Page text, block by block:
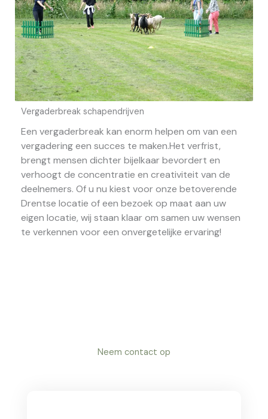
Vergaderbreak schapendrijven
Een vergaderbreak kan enorm helpen om van een
vergadering een succes te maken.Het verfrist,
brengt mensen dichter bijelkaar bevordert en
verhoogt de concentratie en creativiteit van de
deelnemers. Of u nu kiest voor onze betoverende
Drentse locatie of een bezoek op maat aan uw
eigen locatie, wij staan klaar om samen uw wensen
te verkennen voor een onvergetelijke ervaring!
Neem contact op